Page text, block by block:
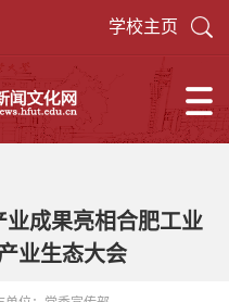
学校主页
业成果亮相合肥工业
业生态大会